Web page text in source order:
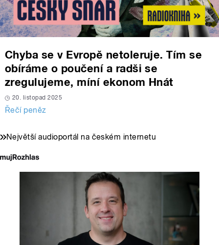
Chyba se v Evropě netoleruje. Tím se
obíráme o poučení a radši se
zregulujeme, míní ekonom Hnát
20. listopad 2025
Řečí peněz
Největší audioportál na českém internetu